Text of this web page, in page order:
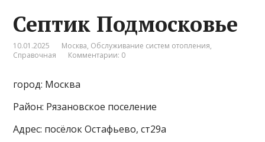
Септик Подмосковье
10.01.2025 Москва, Обслуживание систем отопления,
Справочная
Комментарии: 0
город: Москва
Район: Рязановское поселение
Адрес: посёлок Остафьево, ст29а